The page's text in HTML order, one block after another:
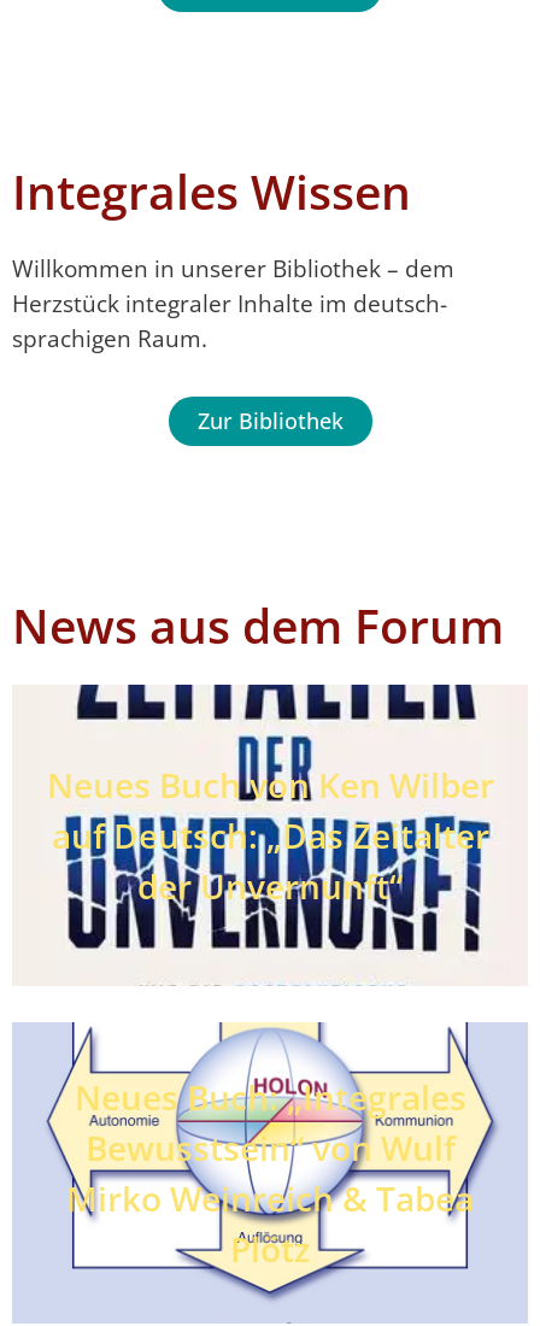
Integrales Wissen
Willkommen in unserer Bibliothek – dem
Herzstück integraler Inhalte im deutsch­
sprachigen Raum.
Zur Bibliothek
News aus dem Forum
Neues Buch von Ken Wilber
auf Deutsch: „Das Zeitalter
der Unvernunft“
Neues Buch: „Integrales
Bewusstsein“ von Wulf
Mirko Weinreich & Tabea
Plötz